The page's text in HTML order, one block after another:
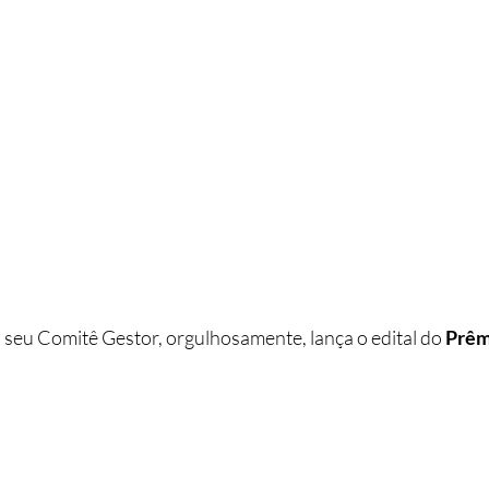
Comitê Gestor, orgulhosamente, lança o edital do